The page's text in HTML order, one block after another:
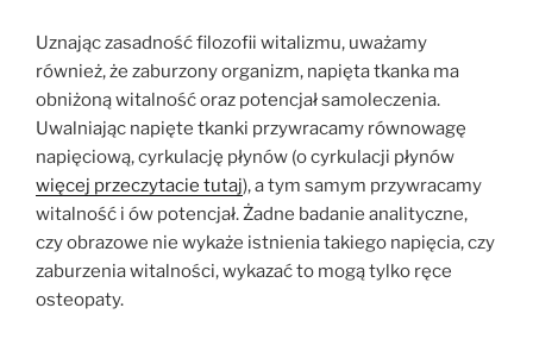
Uznając zasadność filozofii witalizmu, uważamy
również, że zaburzony organizm, napięta tkanka ma
obniżoną witalność oraz potencjał samoleczenia.
Uwalniając napięte tkanki przywracamy równowagę
napięciową, cyrkulację płynów (o cyrkulacji płynów
więcej przeczytacie tutaj), a tym samym przywracamy
witalność i ów potencjał. Żadne badanie analityczne,
czy obrazowe nie wykaże istnienia takiego napięcia, czy
zaburzenia witalności, wykazać to mogą tylko ręce
osteopaty.